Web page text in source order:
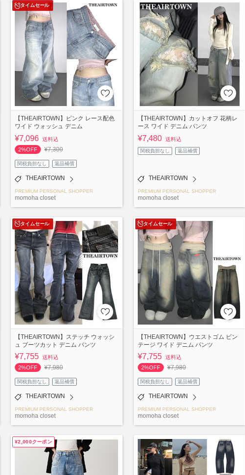
タイムセール
【THEAIRTOWN】ピンク レース配色
ワイド ウォッシュ デニム
¥7,096 送料込
2%OFF
¥7,300
関税負担なし 返品補償
THEAIRTOWN
PREMIUM PERSONAL SHOPPER
momoha closet
【THEAIRTOWN】カットオフ 花柄レ
ース ワイド デニム パンツ
¥7,480 送料込
関税負担なし 返品補償
THEAIRTOWN
PREMIUM PERSONAL SHOPPER
momoha closet
タイムセール
【THEAIRTOWN】ステッチ ウォッシ
ュ ブーツカット デニム パンツ
¥7,755 送料込
2%OFF
¥7,980
関税負担なし 返品補償
THEAIRTOWN
PREMIUM PERSONAL SHOPPER
momoha closet
タイムセール
【THEAIRTOWN】ウエストゴム ビン
テージ ワイド デニム パンツ
¥7,755 送料込
2%OFF
¥7,980
関税負担なし 返品補償
THEAIRTOWN
PREMIUM PERSONAL SHOPPER
momoha closet
¥2,000クーポン